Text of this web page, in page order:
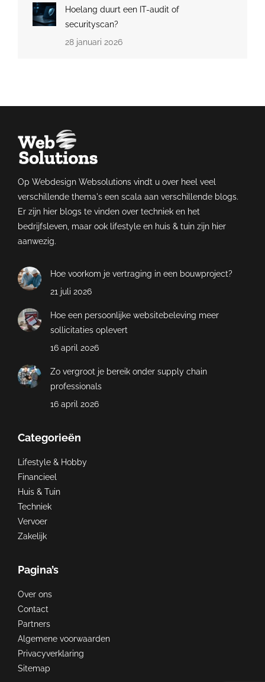
Hoelang duurt een IT-audit of
securityscan?
28 januari 2026
Op Webdesign Websolutions vindt u over heel veel
verschillende thema's een scala aan verschillende blogs.
Er zijn hier blogs te vinden over techniek en het
bedrijfsleven, maar ook lifestyle en huis & tuin zijn hier
aanwezig.
Hoe voorkom je vertraging in een bouwproject?
21 juli 2026
Hoe een persoonlijke websitebeleving meer
sollicitaties oplevert
16 april 2026
Zo vergroot je bereik onder supply chain
professionals
16 april 2026
Categorieën
Lifestyle & Hobby
Financieel
Huis & Tuin
Techniek
Vervoer
Zakelijk
Pagina’s
Over ons
Contact
Partners
Algemene voorwaarden
Privacyverklaring
Sitemap